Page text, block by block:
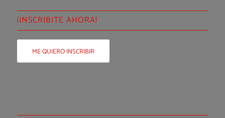
¡INSCRIBITE AHORA!
ME QUIERO INSCRIBIR